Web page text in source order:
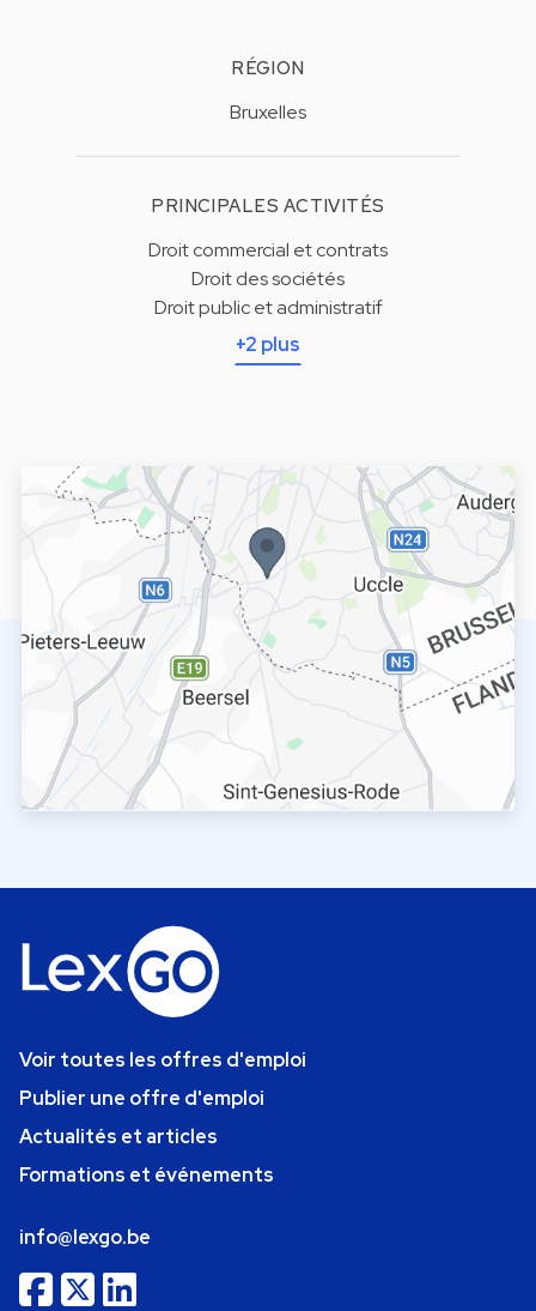
RÉGION
Bruxelles
PRINCIPALES ACTIVITÉS
Droit commercial et contrats
Droit des sociétés
Droit public et administratif
+2 plus
Voir toutes les offres d'emploi
Publier une offre d'emploi
Actualités et articles
Formations et événements
info@lexgo.be